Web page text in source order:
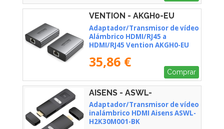
VENTION - AKGH0-EU
Adaptador/Transmisor de vídeo
Alámbrico HDMI/RJ45 a
HDMI/RJ45 Vention AKGH0-EU
35,86 €
Comprar
AISENS - ASWL-
H2K30M001-BK
Adaptador/Transmisor de vídeo
inalámbrico HDMI Aisens ASWL-
H2K30M001-BK